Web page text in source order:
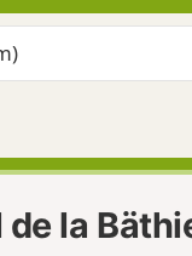
la